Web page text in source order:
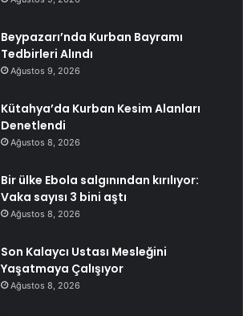
Beypazarı’nda Kurban Bayramı
Tedbirleri Alındı
Ağustos 9, 2026
Kütahya’da Kurban Kesim Alanları
Denetlendi
Ağustos 8, 2026
Bir ülke Ebola salgınından kırılıyor:
Vaka sayısı 3 bini aştı
Ağustos 8, 2026
Son Kalaycı Ustası Mesleğini
Yaşatmaya Çalışıyor
Ağustos 8, 2026